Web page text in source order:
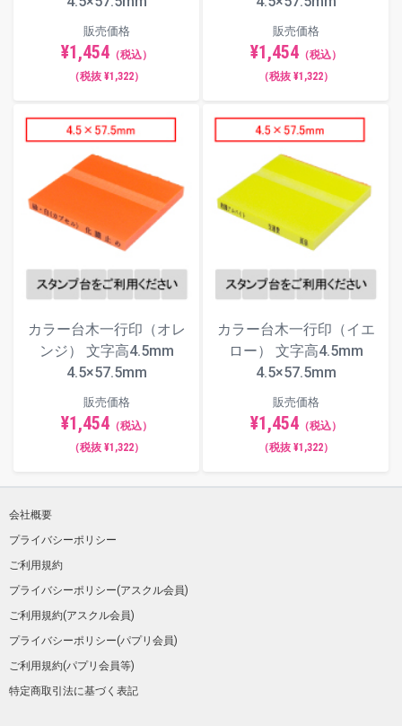
販売価格
¥1,454（税込）
（税抜 ¥1,322）
販売価格
¥1,454（税込）
（税抜 ¥1,322）
カラー台木一行印（オレ
ンジ） 文字高4.5mm
4.5×57.5mm
販売価格
¥1,454（税込）
（税抜 ¥1,322）
カラー台木一行印（イエ
ロー） 文字高4.5mm
4.5×57.5mm
販売価格
¥1,454（税込）
（税抜 ¥1,322）
会社概要
プライバシーポリシー
ご利用規約
プライバシーポリシー(アスクル会員)
ご利用規約(アスクル会員)
プライバシーポリシー(パプリ会員)
ご利用規約(パプリ会員等)
特定商取引法に基づく表記